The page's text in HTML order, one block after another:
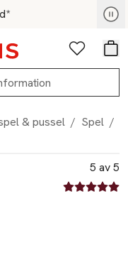
nu
Favoriter
& pussel / Spel /
5 av 5
5 av fem